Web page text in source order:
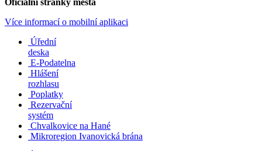
Oficiální stránky města
Více informací o mobilní aplikaci
Úřední
deska
E-Podatelna
Hlášení
rozhlasu
Poplatky
Rezervační
systém
Chvalkovice na Hané
Mikroregion Ivanovická brána